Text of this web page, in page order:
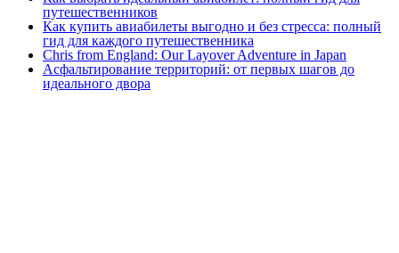
путешественников
Как купить авиабилеты выгодно и без стресса: полный
гид для каждого путешественника
Chris from England: Our Layover Adventure in Japan
Асфальтирование территорий: от первых шагов до
идеального двора